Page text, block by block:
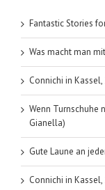
Fantastic Stories
Was macht man
Connichi in Kassel,
Wenn Turnschuhe
Gianella)
Gute Laune an
Connichi in Kassel,